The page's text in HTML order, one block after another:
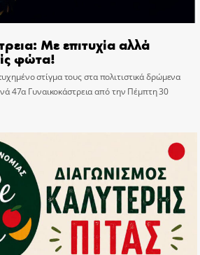
Με επιτυχία αλλά
φώτα!
στίγμα τους στα πολιτιστικά δρώμενα
47α Γυναικοκάστρεια από την Πέμπτη 30